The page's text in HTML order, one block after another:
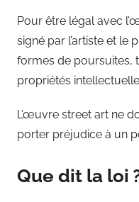
Pour être légal avec
signé par l’artiste et le
formes de poursuites,
propriétés
L’œuvre street art ne
porter préjudice à un
Que dit la loi